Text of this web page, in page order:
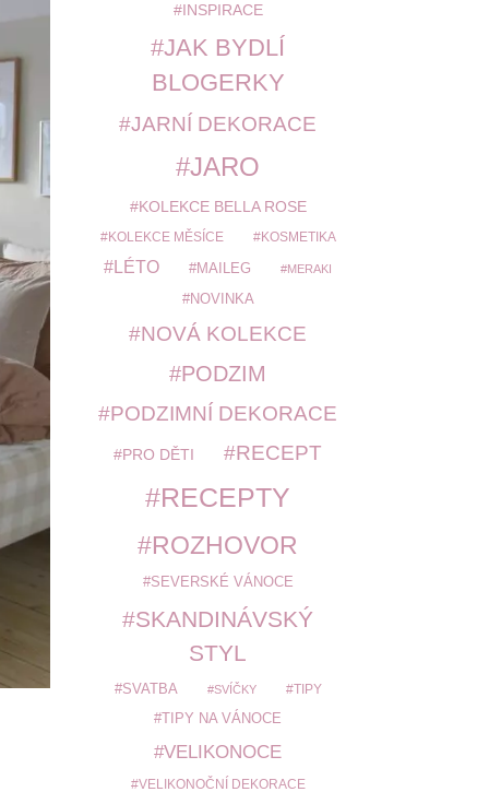
INSPIRACE
JAK BYDLÍ
BLOGERKY
JARNÍ DEKORACE
JARO
KOLEKCE BELLA ROSE
KOLEKCE MĚSÍCE KOSMETIKA
LÉTO MAILEG MERAKI
NOVINKA
NOVÁ KOLEKCE
PODZIM
PODZIMNÍ DEKORACE
PRO DĚTI RECEPT
RECEPTY
ROZHOVOR
SEVERSKÉ VÁNOCE
SKANDINÁVSKÝ
STYL
SVATBA SVÍČKY TIPY
TIPY NA VÁNOCE
VELIKONOCE
VELIKONOČNÍ DEKORACE